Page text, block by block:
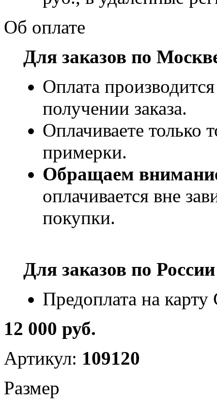
Об оплате
Для заказов по
Оплата
получении заказа.
Оплачиваете только
примерки.
Обращаем
оплачивается вне
покупки.
Для заказов по
Предоплата на
12 000 руб.
Артикул: 109120
Размер